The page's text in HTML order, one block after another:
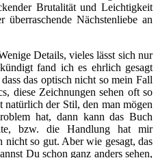
Brutalität und Leichtigkeit
Nächstenliebe an
Details, vieles lässt sich nur
fand ich es ehrlich gesagt
das optisch nicht so mein Fall
diese Zeichnungen sehen oft so
natürlich der Stil, den man mögen
hat, dann kann das Buch
bzw. die Handlung hat mir
nicht so gut. Aber wie gesagt, das
Du schon ganz anders sehen,